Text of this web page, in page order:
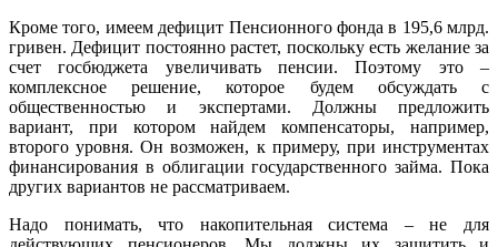
Кроме того, имеем дефицит Пенсионного фонда в 195,6 млрд.
гривен. Дефицит постоянно растет, поскольку есть желание за
счет госбюджета увеличивать пенсии. Поэтому это –
комплексное решение, которое будем обсуждать с
общественностью и экспертами. Должны предложить
вариант, при котором найдем компенсаторы, например,
второго уровня. Он возможен, к примеру, при инструментах
финансирования в облигации государственного займа. Пока
других вариантов не рассматриваем.
Надо понимать, что накопительная система – не для